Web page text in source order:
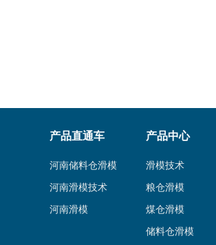
产品直通车
河南储料仓滑模
河南滑模技术
河南滑模
产品中心
滑模技术
粮仓滑模
煤仓滑模
储料仓滑模